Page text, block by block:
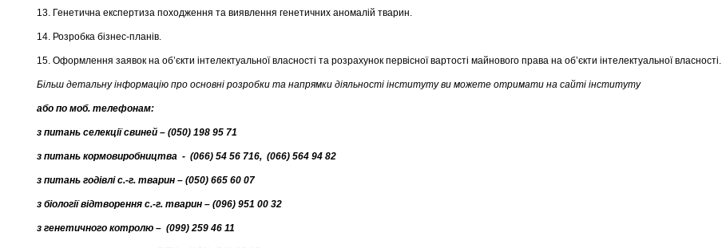
13. Генетична експертиза походження та виявлення генетичних аномалій тварин.
14. Розробка бізнес-планів.
15. Оформлення заявок на об’єкти інтелектуальної власності та розрахунок первісної вартості майнового права на об’єкти інтелектуальної власності.
Більш детальну інформацію про основні розробки та напрямки діяльності інституту ви можете отримати на сайті інституту
або по моб. телефонам:
з питань селекції свиней – (050) 198 95 71
з питань кормовиробництва - (066) 54 56 716, (066) 564 94 82
з питань годівлі с.-г. тварин – (050) 665 60 07
з біології відтворення с.-г. тварин – (096) 951 00 32
з генетичного котролю – (099) 259 46 11